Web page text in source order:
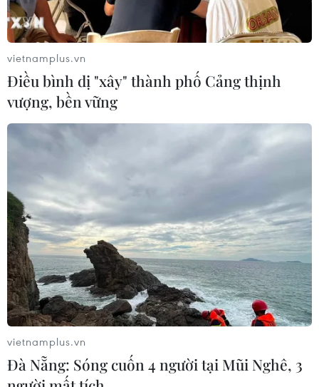
vietnamplus.vn
Điều bình dị "xây" thành phố Cảng thịnh
vượng, bền vững
vietnamplus.vn
Đà Nẵng: Sóng cuốn 4 người tại Mũi Nghê, 3